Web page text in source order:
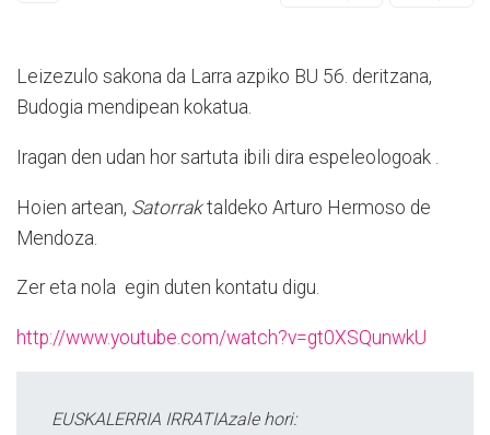
Leizezulo sakona da Larra azpiko BU 56. deritzana,
Budogia mendipean kokatua.
Iragan den udan hor sartuta ibili dira espeleologoak .
Hoien artean, Satorraktaldeko Arturo Hermoso de
Mendoza.
Zer eta nola egin duten kontatu digu.
http://www.youtube.com/watch?v=gt0XSQunwkU
EUSKALERRIA IRRATIAzale hori: